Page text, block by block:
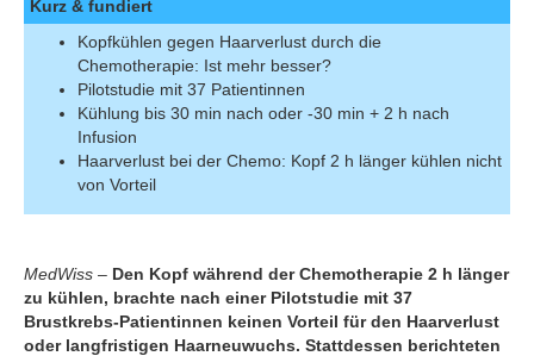
Kurz & fundiert
Kopfkühlen gegen Haarverlust durch die
Chemotherapie: Ist mehr besser?
Pilotstudie mit 37 Patientinnen
Kühlung bis 30 min nach oder -30 min + 2 h nach
Infusion
Haarverlust bei der Chemo: Kopf 2 h länger kühlen nicht
von Vorteil
MedWiss – Den Kopf während der Chemotherapie 2 h länger
zu kühlen, brachte nach einer Pilotstudie mit 37
Brustkrebs-Patientinnen keinen Vorteil für den Haarverlust
oder langfristigen Haarneuwuchs. Stattdessen berichteten